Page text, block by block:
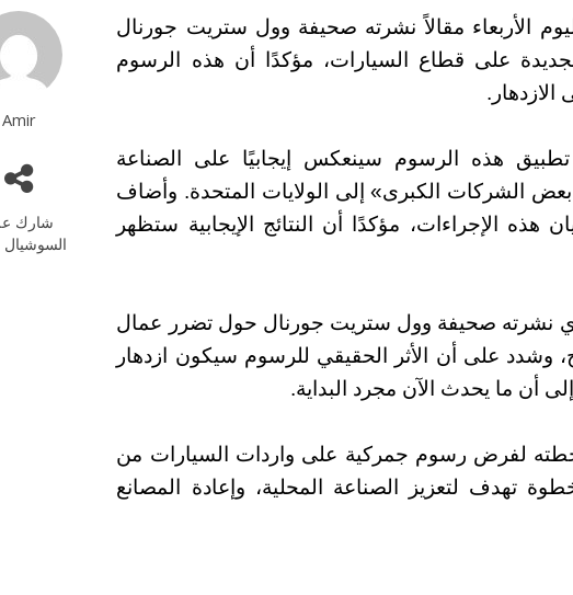
Amir
شارك
السوشيال
الأربعاء مقالاً نشرته صحيفة وول ستريت جورنال
على قطاع السيارات، مؤكدًا أن هذه الرسوم
هذه الرسوم سينعكس إيجابيًا على الصناعة
بعض الشركات الكبرى» إلى الولايات المتحدة. وأضاف
الإجراءات، مؤكدًا أن النتائج الإيجابية ستظهر
نشرته صحيفة وول ستريت جورنال حول تضرر عمال
وشدد على أن الأثر الحقيقي للرسوم سيكون ازدهار
أن ما يحدث الآن مجرد البداية.
لفرض رسوم جمركية على واردات السيارات من
تهدف لتعزيز الصناعة المحلية، وإعادة المصانع